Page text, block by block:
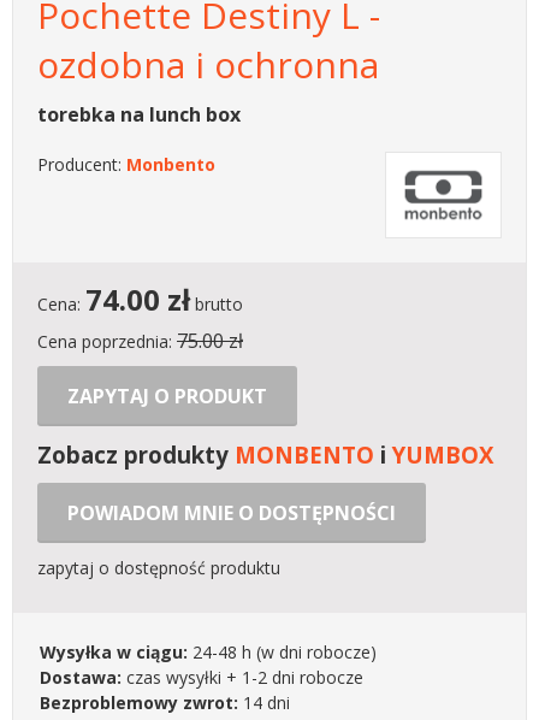
Pochette Destiny L -
ozdobna i ochronna
torebka na lunch box
Producent: Monbento
Cena: 74.00 złbrutto
Cena poprzednia: 75.00 zł
ZAPYTAJ O PRODUKT
Zobacz produkty MONBENTO iYUMBOX
POWIADOM MNIE O DOSTĘPNOŚCI
zapytaj o dostępność produktu
Wysyłka w ciągu: 24-48 h (w dni robocze)
Dostawa: czas wysyłki + 1-2 dni robocze
Bezproblemowy zwrot: 14 dni